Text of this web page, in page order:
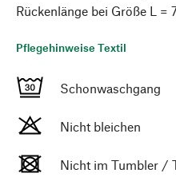
Rückenlänge bei Größe L =
Pflegehinweise Textil
Schonwaschgang
Nicht bleichen
Nicht im Tumbler /